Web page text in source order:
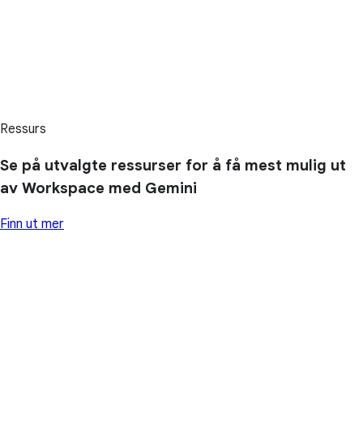
Ressurs
Se på utvalgte ressurser for å få mest mulig ut
av Workspace med Gemini
Finn ut mer